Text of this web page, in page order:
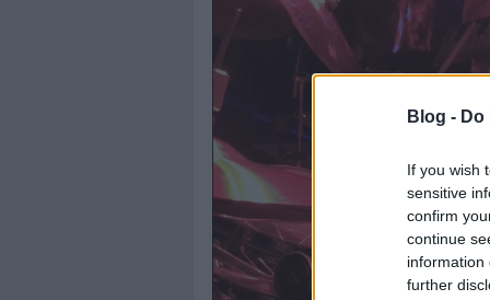
Blog -
If you wish
sensitive
confirm
continue
information
further